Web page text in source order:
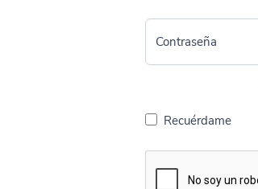
Contraseña
Recuérdame